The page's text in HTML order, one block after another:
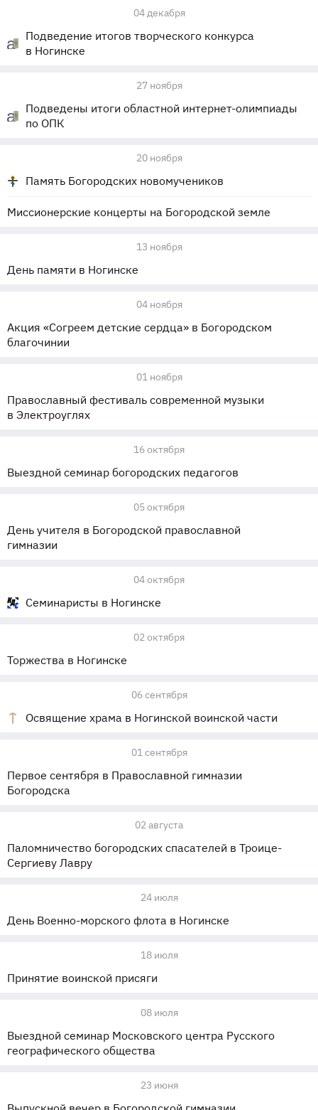
04 декабря
Подведение итогов творческого конкурса
в Ногинске
27 ноября
Подведены итоги областной интернет-олимпиады
по ОПК
20 ноября
Память Богородских новомучеников
Миссионерские концерты на Богородской земле
13 ноября
День памяти в Ногинске
04 ноября
Акция «Согреем детские сердца» в Богородском
благочинии
01 ноября
Православный фестиваль современной музыки
в Электроуглях
16 октября
Выездной семинар богородских педагогов
05 октября
День учителя в Богородской православной
гимназии
04 октября
Семинаристы в Ногинске
02 октября
Торжества в Ногинске
06 сентября
Освящение храма в Ногинской воинской части
01 сентября
Первое сентября в Православной гимназии
Богородска
02 августа
Паломничество богородских спасателей в Троице-
Сергиеву Лавру
24 июля
День Военно-морского флота в Ногинске
18 июля
Принятие воинской присяги
08 июля
Выездной семинар Московского центра Русского
географического общества
23 июня